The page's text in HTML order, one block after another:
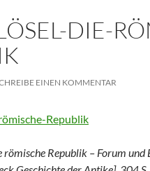
DIE-
EINEN KOMMENTAR
Republik
römische Republik – Forum und